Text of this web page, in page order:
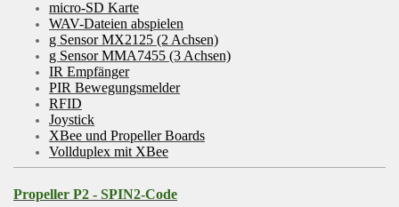
micro-SD Karte
WAV-Dateien abspielen
g Sensor MX2125 (2 Achsen)
g Sensor MMA7455 (3 Achsen)
IR Empfänger
PIR Bewegungsmelder
RFID
Joystick
XBee und Propeller Boards
Vollduplex mit XBee
Propeller P2 - SPIN2-Code